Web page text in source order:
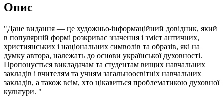
Опис
"Дане видання — це художньо-інформаційний довідник, який
в популярній формі розкриває значення і зміст античних,
християнських і національних символів та образів, які на
думку автора, належать до основи української духовності.
Пропонується викладачам та студентам вищих навчальних
закладів і вчителям та учням загальноосвітніх навчальних
закладів, а також всім, хто цікавиться проблематикою духовної
культури. "